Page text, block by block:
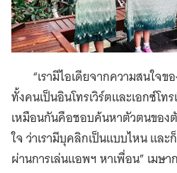
“เรามีไอเดียจากความสนใจ
ทั้งคนเป็นอินโทรเวิร์ตและเอกซ์โท
เหมือนกันคือชอบค้นหาตัวตนของตั
ใจ ว่าเรามีบุคลิกเป็นแบบไหน แล
ผ่านการเล่นแอพฯ หาเพื่อน” เมษา